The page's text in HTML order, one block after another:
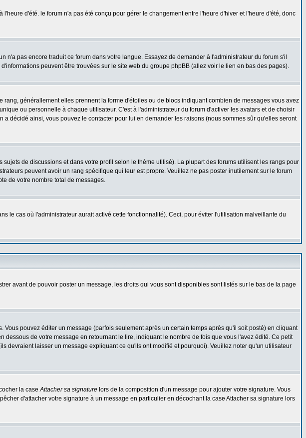
d'été. le forum n'a pas été conçu pour gérer le changement entre l'heure d'hiver et l'heure d'été, donc
pas encore traduit ce forum dans votre langue. Essayez de demander à l'administrateur du forum s'il
peuvent être trouvées sur le site web du groupe phpBB (allez voir le lien en bas des pages).
générallement elles prennent la forme d'étoiles ou de blocs indiquant combien de messages vous avez
ou personnelle à chaque utilisateur. C'est à l'administrateur du forum d'activer les avatars et de choisir
décidé ainsi, vous pouvez le contacter pour lui en demander les raisons (nous sommes sûr qu'elles seront
de discussions et dans votre profil selon le thème utilisé). La plupart des forums utilisent les rangs pour
peuvent avoir un rang spécifique qui leur est propre. Veuillez ne pas poster inutilement sur le forum
de votre nombre total de messages.
le cas où l'administrateur aurait activé cette fonctionnalité). Ceci, pour éviter l'utilisation malveillante du
avant de pouvoir poster un message, les droits qui vous sont disponibles sont listés sur le bas de la page
pouvez éditer un message (parfois seulement après un certain temps après qu'il soit posté) en cliquant
de votre message en retournant le lire, indiquant le nombre de fois que vous l'avez édité. Ce petit
devraient laisser un message expliquant ce qu'ils ont modifié et pourquoi). Veuillez noter qu'un utilisateur
la caseAttacher sa signature lors de la composition d'un message pour ajouter votre signature. Vous
d'attacher votre signature à un message en particulier en décochant la case Attacher sa signature lors